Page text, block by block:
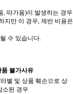
, 따가움)이 발생하는 경우
지만 이 경우, 제반 비용은
수 있습니다.
품 불가사유
벨 및 상품 훼손으로 상
소된 경우